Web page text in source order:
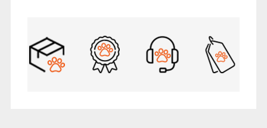
Katkısı
–
Tavuklara
Özel